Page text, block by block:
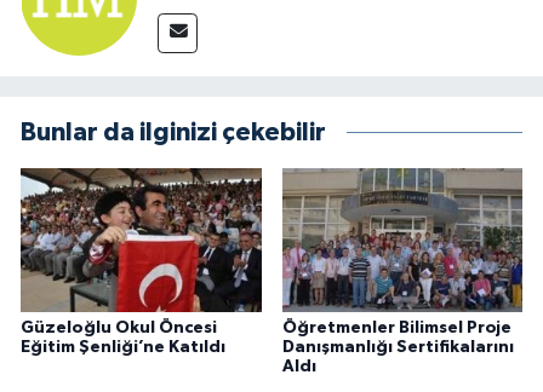
Bunlar da ilginizi çekebilir
Güzeloğlu Okul Öncesi
Eğitim Şenliği’ne Katıldı
Öğretmenler Bilimsel Proje
Danışmanlığı Sertifikalarını
Aldı